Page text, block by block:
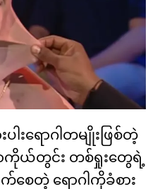
ပါးရောဂါတမျိုးဖြစ်တဲ့
ဓာကိုယ်တွင်း တစ်ရှုးတွေရဲ့
တဲ့ ရောဂါကိုခံစား